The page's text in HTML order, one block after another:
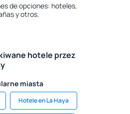
de opciones: hoteles,
y otros.
hotele przez
miasta
Hotele en La Haya